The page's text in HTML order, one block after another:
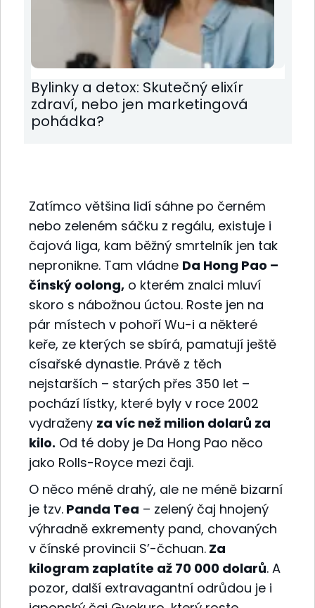
Bylinky a detox: Skutečný elixír
zdraví, nebo jen marketingová
pohádka?
Zatímco většina lidí sáhne po černém
nebo zeleném sáčku z regálu, existuje i
čajová liga, kam běžný smrtelník jen tak
nepronikne. Tam vládne Da Hong Pao –
čínský oolong, o kterém znalci mluví
skoro s nábožnou úctou. Roste jen na
pár místech v pohoří Wu-i a některé
keře, ze kterých se sbírá, pamatují ještě
císařské dynastie. Právě z těch
nejstarších – starých přes 350 let –
pochází lístky, které byly v roce 2002
vydraženy za víc než milion dolarů za
kilo. Od té doby je Da Hong Pao něco
jako Rolls-Royce mezi čaji.
O něco méně drahý, ale ne méně bizarní
je tzv. Panda Tea – zelený čaj hnojený
výhradně exkrementy pand, chovaných
v čínské provincii S’-čchuan. Za
kilogram zaplatíte až 70 000 dolarů. A
pozor, další extravagantní odrůdou je i